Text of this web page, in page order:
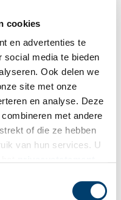
cookies
en advertenties te
social media te bieden
Ook delen we
site met onze
en analyse. Deze
met andere
of die ze hebben
van hun services. U
zijn zo oud als het
vrijheden’ werden de
in Enkhuizen in het jaar
verboden.